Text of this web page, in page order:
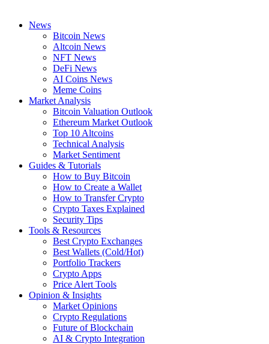
News
Bitcoin News
Altcoin News
NFT News
DeFi News
AI Coins News
Meme Coins
Market Analysis
Bitcoin Valuation Outlook
Ethereum Market Outlook
Top 10 Altcoins
Technical Analysis
Market Sentiment
Guides & Tutorials
How to Buy Bitcoin
How to Create a Wallet
How to Transfer Crypto
Crypto Taxes Explained
Security Tips
Tools & Resources
Best Crypto Exchanges
Best Wallets (Cold/Hot)
Portfolio Trackers
Crypto Apps
Price Alert Tools
Opinion & Insights
Market Opinions
Crypto Regulations
Future of Blockchain
AI & Crypto Integration